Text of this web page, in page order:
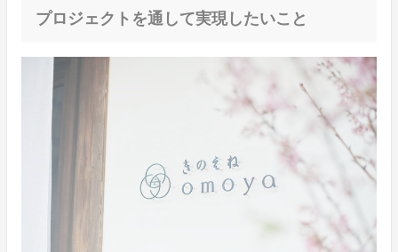
プロジェクトを通して実現したいこと